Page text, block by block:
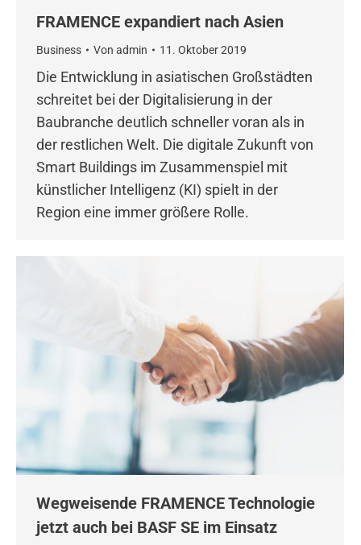
FRAMENCE expandiert nach Asien
Business Von admin 11. Oktober 2019
Die Entwicklung in asiatischen Großstädten
schreitet bei der Digitalisierung in der
Baubranche deutlich schneller voran als in
der restlichen Welt. Die digitale Zukunft von
Smart Buildings im Zusammenspiel mit
künstlicher Intelligenz (KI) spielt in der
Region eine immer größere Rolle.
Wegweisende FRAMENCE Technologie
jetzt auch bei BASF SE im Einsatz